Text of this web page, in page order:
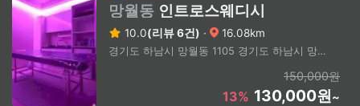
망월동 인트로스웨디시
10.0(리뷰 6건) · 16.08km
경기도 하남시 망월동 1105 경기도 하남시 망월동 (상세 주소 문의) / 미사역 1번 출구 인근
150,000원
13% 130,000원~